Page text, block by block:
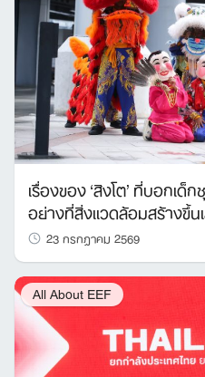
เรื่องของ ‘สิงโต’ ที่บอกเด็
อย่างที่สิ่งแวดล้อมสร้างขึ้น
23 กรกฎาคม 2569
All About EEF